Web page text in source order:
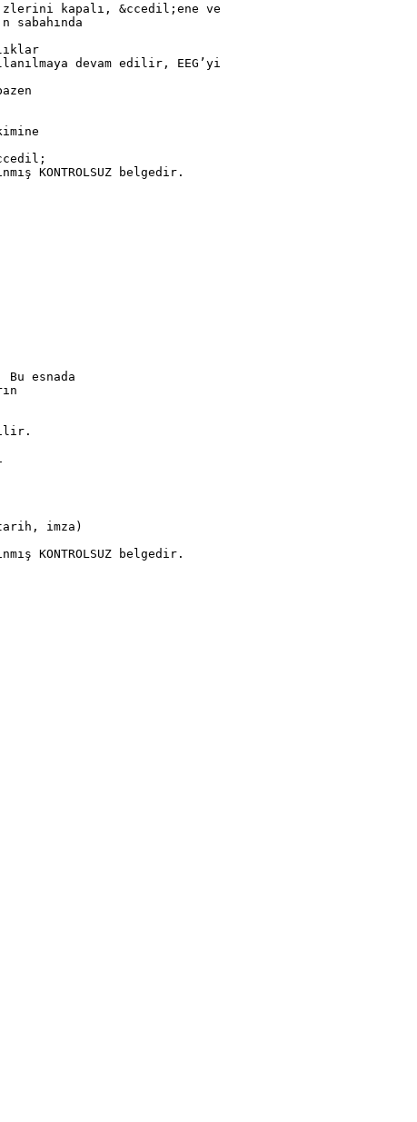
kapalı, &ccedil;ene ve
sabahında
devam edilir, EEG’yi
KONTROLSUZ belgedir.
esnada
imza)
KONTROLSUZ belgedir.